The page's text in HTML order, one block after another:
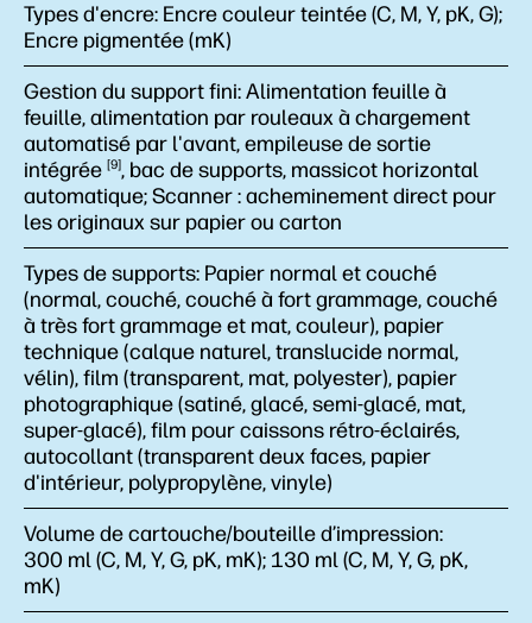
Types d'encre: Encre couleur teintée (C, M, Y, pK, G);
Encre pigmentée (mK)
Gestion du support fini:Alimentation feuille à
feuille, alimentation par rouleaux à chargement
automatisé par l'avant, empileuse de sortie
intégrée 9 , bac de supports, massicot horizontal
automatique; Scanner : acheminement direct pour
les originaux sur papier ou carton
Types de supports: Papier normal et couché
(normal, couché, couché à fort grammage, couché
à très fort grammage et mat, couleur), papier
technique (calque naturel, translucide normal,
vélin), film (transparent, mat, polyester), papier
photographique (satiné, glacé, semi-glacé, mat,
super-glacé), film pour caissons rétro-éclairés,
autocollant (transparent deux faces, papier
d'intérieur, polypropylène, vinyle)
Volume de cartouche/bouteille d’impression:
300 ml (C, M, Y, G, pK, mK); 130 ml (C, M, Y, G, pK,
mK)